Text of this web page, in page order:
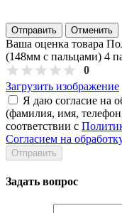
Отправить Отменить
Ваша оценка товара
(148мм с пальцами) 4
0
Загрузить изображение
Я даю согласие на
(фамилия, имя,
соответствии с
Согласием на
Задать вопрос